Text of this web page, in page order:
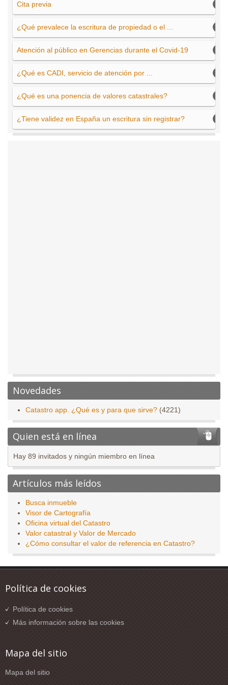
Cita previa
¿Qué prevalece la escritura de propiedad o el ...
Atención al público en Gerencias durante el Covid-19
¿Qué es CADI, servicio de atención por ...
¿Qué es una ponencia de valores catastrales?
¿Tiene validez en España un escritura sin registrar?
Novedades
Catastro app. ¿Qué es y para que sirve? (4221)
Quien está en línea
Hay 89 invitados y ningún miembro en línea
Artículos más leídos
Busca inmueble
Visor de Cartografía
Oficina virtual del Catastro
Valor catastral y Valor de Mercado
¿Cómo consultar el valor de referencia en Catastro?
Política de cookies
Política de cookies
Más información sobre las cookies
Mapa del sitio
Mapa del sitio